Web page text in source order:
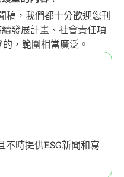
稿，我們都十分歡迎您刊
發展計畫、社會責任項
，範圍相當廣泛。
不時提供ESG新聞和寫